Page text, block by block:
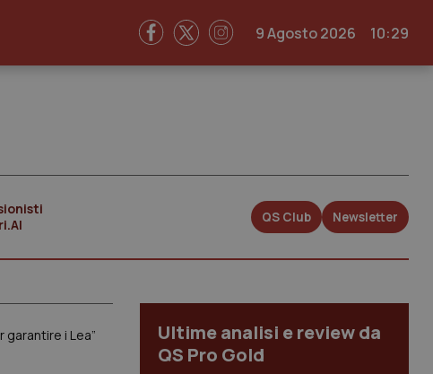
9 Agosto 2026 10:29
QS Club Newsletter
i Lea”
Ultime analisi e review da
QS Pro Gold